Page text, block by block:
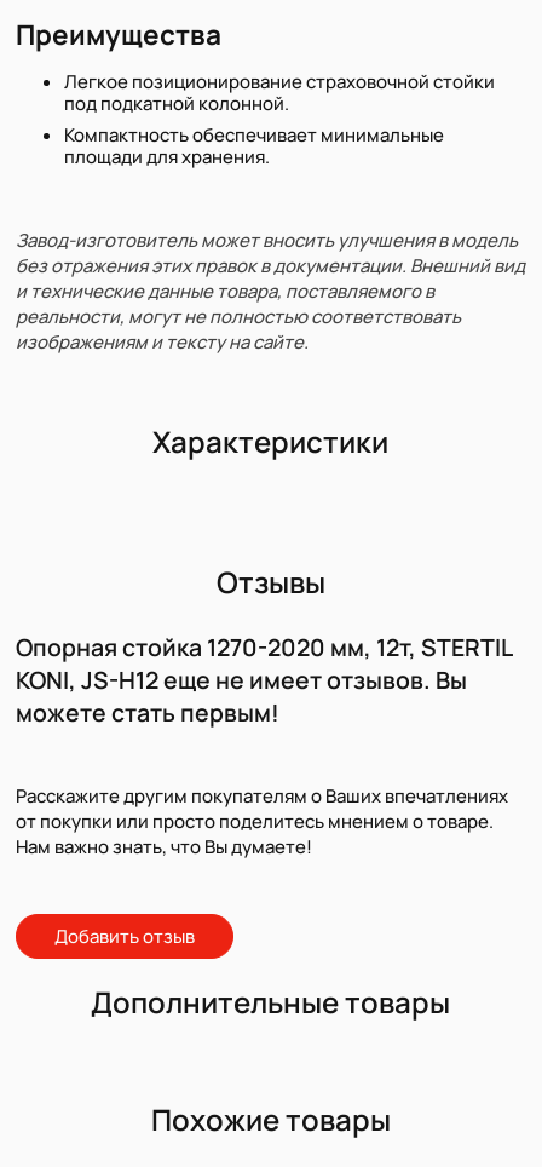
Преимущества
Легкое позиционирование страховочной стойки
под подкатной колонной.
Компактность обеспечивает минимальные
площади для хранения.
Завод-изготовитель может вносить улучшения в модель
без отражения этих правок в документации. Внешний вид
и технические данные товара, поставляемого в
реальности, могут не полностью соответствовать
изображениям и тексту на сайте.
Характеристики
Отзывы
Опорная стойка 1270-2020 мм, 12т, STERTIL
KONI, JS-H12 еще не имеет отзывов. Вы
можете стать первым!
Расскажите другим покупателям о Ваших впечатлениях
от покупки или просто поделитесь мнением о товаре.
Нам важно знать, что Вы думаете!
Добавить отзыв
Дополнительные товары
Похожие товары